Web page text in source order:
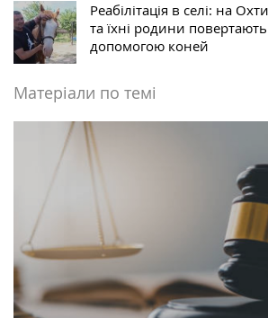
Реабілітація в селі: на
та їхні родини
допомогою коней
Матеріали по темі